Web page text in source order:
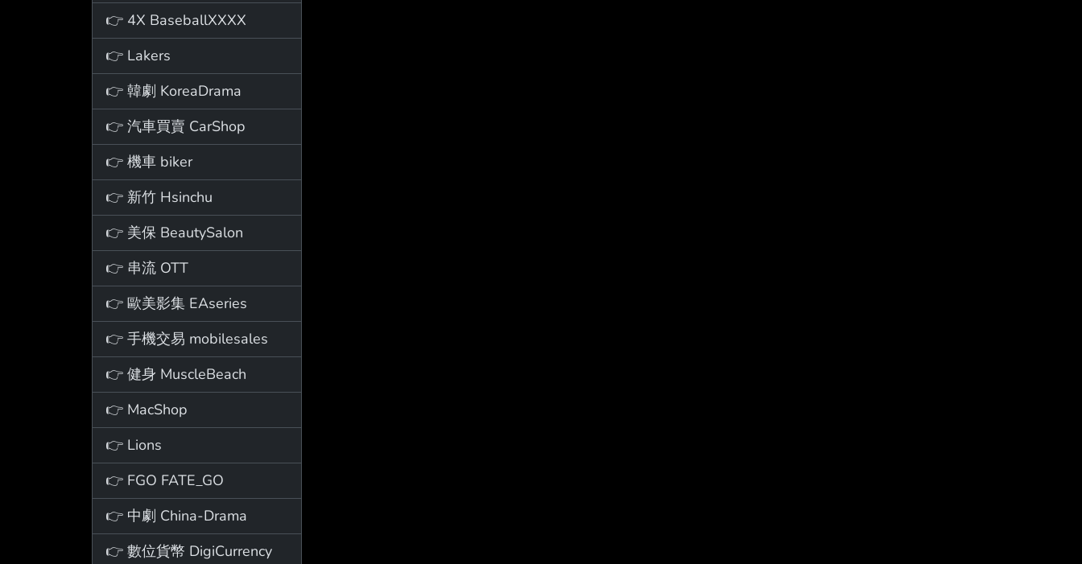
👉 4X BaseballXXXX
👉 Lakers
👉 韓劇 KoreaDrama
👉 汽車買賣 CarShop
👉 機車 biker
👉 新竹 Hsinchu
👉 美保 BeautySalon
👉 串流 OTT
👉 歐美影集 EAseries
👉 手機交易 mobilesales
👉 健身 MuscleBeach
👉 MacShop
👉 Lions
👉 FGO FATE_GO
👉 中劇 China-Drama
👉 數位貨幣 DigiCurrency